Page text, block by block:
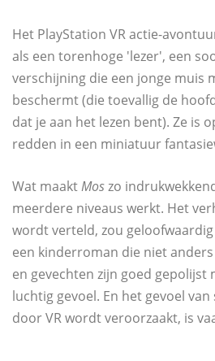
Het PlayStation VR actie-
als een torenhoge 'lezer', een
verschijning die een jonge muis
beschermt (die toevallig de
dat je aan het lezen bent). Ze is
redden in een miniatuur
Wat maaktMoszo
meerdere niveaus werkt. Het
wordt verteld, zou
een kinderroman die niet anders
en gevechten zijn goed gepolijst
luchtig gevoel. En het gevoel
door VR wordt veroorzaakt, is